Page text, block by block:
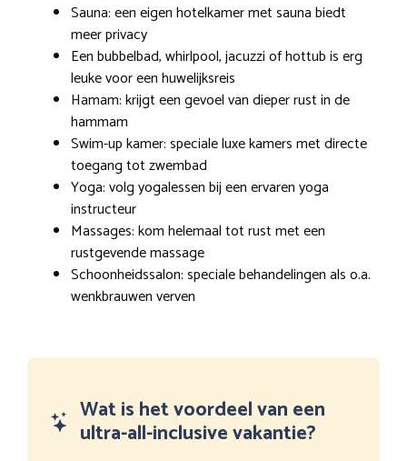
Sauna: een eigen hotelkamer met sauna biedt
meer privacy
Een bubbelbad, whirlpool, jacuzzi of hottub is erg
leuke voor een huwelijksreis
Hamam: krijgt een gevoel van dieper rust in de
hammam
Swim-up kamer: speciale luxe kamers met directe
toegang tot zwembad
Yoga: volg yogalessen bij een ervaren yoga
instructeur
Massages: kom helemaal tot rust met een
rustgevende massage
Schoonheidssalon: speciale behandelingen als o.a.
wenkbrauwen verven
Wat is het voordeel van een
ultra-all-inclusive vakantie?